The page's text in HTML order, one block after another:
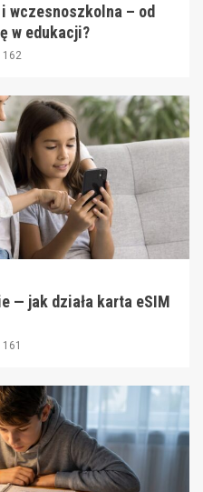
wczesnoszkolna – od
w edukacji?
162
— jak działa karta eSIM
161